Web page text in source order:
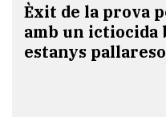
Èxit de la prova
amb un ictiocida
estanys